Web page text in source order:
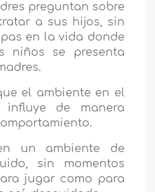
preguntan sobre
a sus hijos, sin
en la vida donde
niños se presenta
el ambiente en el
de manera
un ambiente de
sin momentos
jugar como para